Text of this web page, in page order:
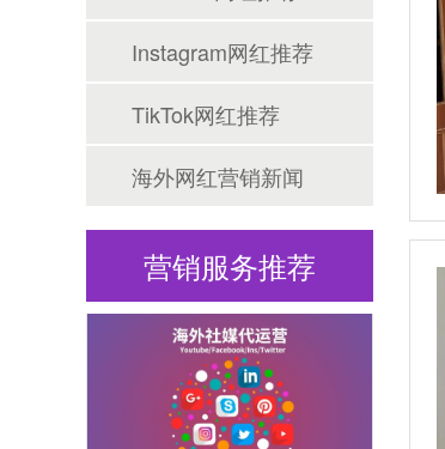
Instagram网红推荐
TikTok网红推荐
海外网红营销新闻
营销服务推荐
海外网红营销